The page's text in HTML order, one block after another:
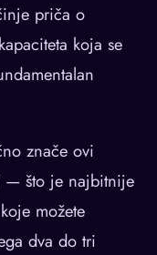
priča o
koja se
znače ovi
— što je najbitnije
možete
dva do tri